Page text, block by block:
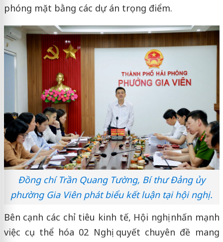
phóng mặt bằng các dự án trọng điểm.
Đồng chí Trần Quang Tường, Bí thư Đảng ủy
phường Gia Viên phát biểu kết luận tại hội nghị.
Bên cạnh các chỉ tiêu kinh tế, Hội nghị nhấn mạnh
việc cụ thể hóa 02 Nghị quyết chuyên đề mang